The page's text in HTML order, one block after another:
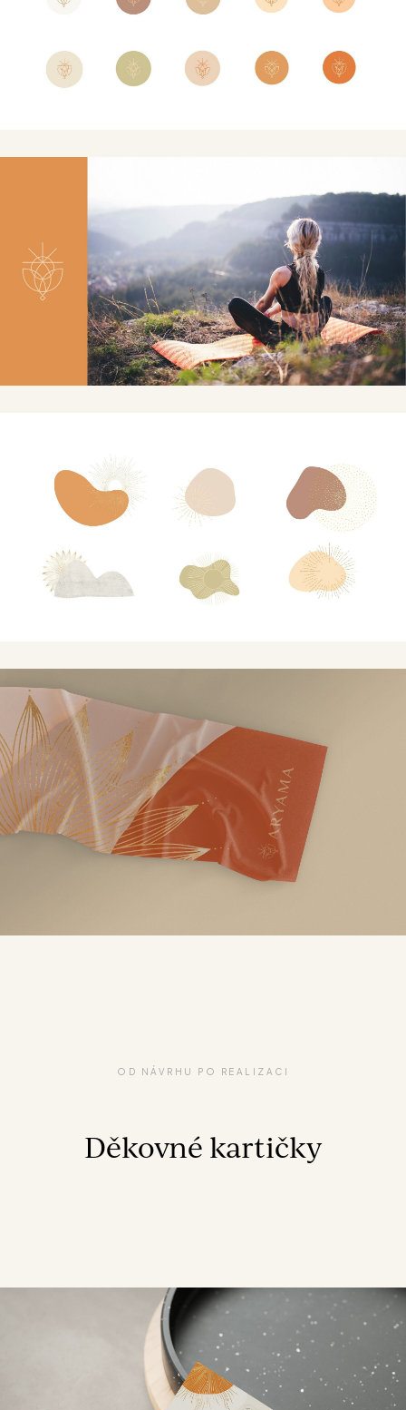
OD NÁVRHU PO REALIZACI
Děkovné kartičky